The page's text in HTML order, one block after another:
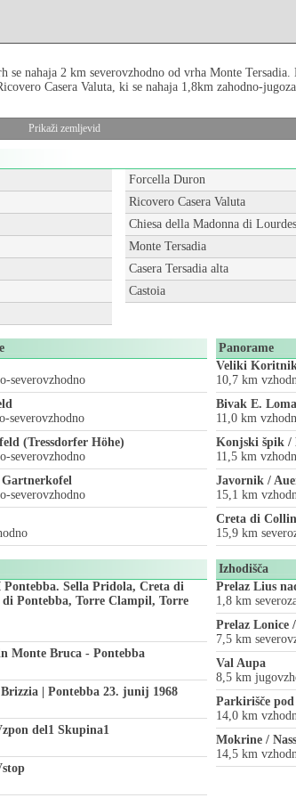
nahaja 2 km severovzhodno od vrha Monte Tersadia.
Casera Valuta, ki se nahaja 1,8km zahodno-
Prikaži zemljevid
Forcella Duron
Ricovero Casera Valuta
Chiesa della Madonna di Lourdes
Monte Tersadia
Casera Tersadia alta
Castoia
severovzhodno
severovzhodno
(Tressdorfer Höhe)
severovzhodno
severovzhodno
Panorame
Veliki
10,7 km
Bivak E.
11,0 km
Konjski špik /
11,5 km
Javornik /
15,1 km
Creta di
15,9 km
Sella Pridola, Creta di
Pontebba, Torre Clampil, Torre
Monte Bruca - Pontebba
| Pontebba 23. junij 1968
del1 Skupina1
Izhodišča
Prelaz Lius
1,8 km
Prelaz Lonice
7,5 km
Val Aupa
8,5 km
Parkirišče
14,0 km
Mokrine /
14,5 km